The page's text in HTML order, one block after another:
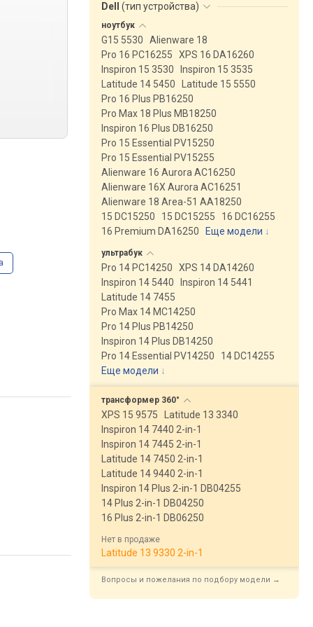
Dell (тип устройства)
ноутбук
G15 5530
Alienware 18
Pro 16 PC16255
XPS 16 DA16260
Inspiron 15 3530
Inspiron 15 3535
Latitude 14 5450
Latitude 15 5550
Pro 16 Plus PB16250
Pro Max 18 Plus MB18250
Inspiron 16 Plus DB16250
Pro 15 Essential PV15250
Pro 15 Essential PV15255
Alienware 16 Aurora AC16250
Alienware 16X Aurora AC16251
Alienware 18 Area-51 AA18250
15 DC15250
15 DC15255
16 DC16255
16 Premium DA16250
Еще модели ↓
ультрабук
Pro 14 PC14250
XPS 14 DA14260
Inspiron 14 5440
Inspiron 14 5441
Latitude 14 7455
Pro Max 14 MC14250
Pro 14 Plus PB14250
Inspiron 14 Plus DB14250
Pro 14 Essential PV14250
14 DC14255
Еще модели ↓
трансформер 360°
XPS 15 9575
Latitude 13 3340
Inspiron 14 7440 2-in-1
Inspiron 14 7445 2-in-1
Latitude 14 7450 2-in-1
Latitude 14 9440 2-in-1
Inspiron 14 Plus 2-in-1 DB04255
14 Plus 2-in-1 DB04250
16 Plus 2-in-1 DB06250
Нет в продаже
Latitude 13 9330 2-in-1
Вопросы и пожелания по подбору модели →